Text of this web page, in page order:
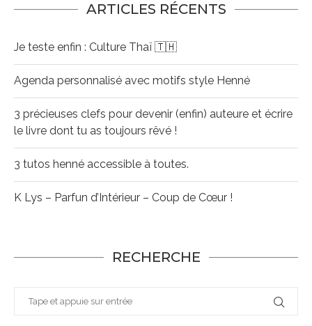
ARTICLES RÉCENTS
Je teste enfin : Culture Thaï 🇹🇭
Agenda personnalisé avec motifs style Henné
3 précieuses clefs pour devenir (enfin) auteure et écrire
le livre dont tu as toujours rêvé !
3 tutos henné accessible à toutes.
K Lys – Parfun d’Intérieur – Coup de Cœur !
RECHERCHE